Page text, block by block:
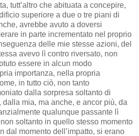
tutt’altro che abituata a concepire,
superiore a due o tre piani di
avrebbe avuto a doversi
in parte incrementato nel proprio
delle mie stesse azioni, del
avevo lì contro riversato, non
essere in alcun modo
importanza, nella propria
in tutto ciò, non tanto
dalla sorpresa soltanto di
dalla mia, ma anche, e ancor più, da
qualunque passante lì
soltanto in quello stesso momento
dal momento dell’impatto, si erano